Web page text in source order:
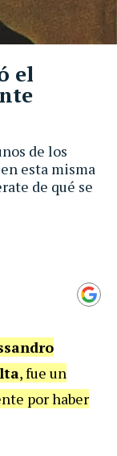
de los
esta misma
de qué se
el
, fue un
por haber